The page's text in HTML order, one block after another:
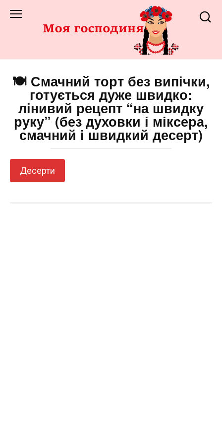
до
🍽️ Смачний торт без випічки,
готується дуже швидко:
лінивий рецепт “на швидку
руку” (без духовки і міксера,
смачний і швидкий десерт)
Десерти